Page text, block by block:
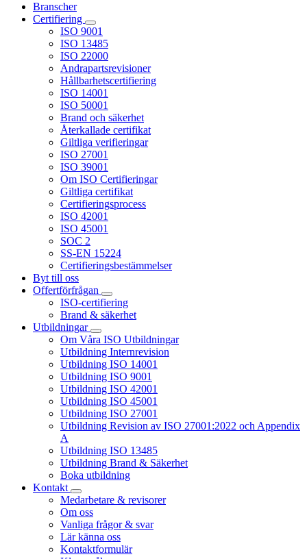
Branscher
Certifiering
ISO 9001
ISO 13485
ISO 22000
Andrapartsrevisioner
Hållbarhetscertifiering
ISO 14001
ISO 50001
Brand och säkerhet
Återkallade certifikat
Giltliga verifieringar
ISO 27001
ISO 39001
Om ISO Certifieringar
Giltliga certifikat
Certifieringsprocess
ISO 42001
ISO 45001
SOC 2
SS-EN 15224
Certifieringsbestämmelser
Byt till oss
Offertförfrågan
ISO-certifiering
Brand & säkerhet
Utbildningar
Om Våra ISO Utbildningar
Utbildning Internrevision
Utbildning ISO 14001
Utbildning ISO 9001
Utbildning ISO 42001
Utbildning ISO 45001
Utbildning ISO 27001
Utbildning Revision av ISO 27001:2022 och Appendix
A
Utbildning ISO 13485
Utbildning Brand & Säkerhet
Boka utbildning
Kontakt
Medarbetare & revisorer
Om oss
Vanliga frågor & svar
Lär känna oss
Kontaktformulär